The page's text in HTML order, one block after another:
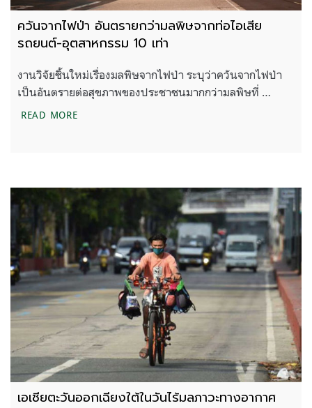
ควันจากไฟป่า อันตรายกว่ามลพิษจากท่อไอเสีย
รถยนต์-อุตสาหกรรม 10 เท่า
งานวิจัยชิ้นใหม่เรื่องมลพิษจากไฟป่า ระบุว่าควันจากไฟป่า
เป็นอันตรายต่อสุขภาพของประชาชนมากกว่ามลพิษที่ …
READ MOREควันจากไฟป่า อันตรายกว่ามลพิษจากท่อไอเสียรถยน
เอเชียตะวันออกเฉียงใต้ในวันไร้มลภาวะทางอากาศ